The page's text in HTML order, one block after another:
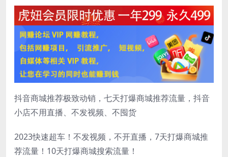
抖音商城推荐极致动销，七天打爆商城推荐流量，抖音
小店不用直播、不发视频、不囤货
2023快‮超速‬车！不‮视发‬频，不‮直开‬播，7天打爆商城推‮
流荐‬量！10天打爆商城‮索搜‬流量！